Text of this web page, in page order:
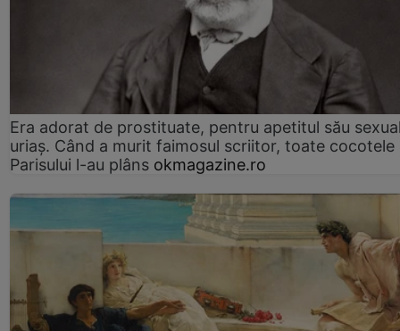
Era adorat de prostituate, pentru apetitul său
uriaș. Când a murit faimosul scriitor, toate cocotele
Parisului l-au plâns okmagazine.ro